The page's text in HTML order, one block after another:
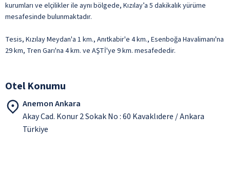
kurumları ve elçilikler ile aynı bölgede, Kızılay’a 5 dakikalık yürüme
mesafesinde bulunmaktadır.
Tesis, Kızılay Meydan'a 1 km., Anıtkabir'e 4 km., Esenboğa Havalimanı'na
29 km, Tren Garı'na 4 km. ve AŞTİ'ye 9 km. mesafededir.
Otel Konumu
Anemon Ankara
Akay Cad. Konur 2 Sokak No : 60 Kavaklıdere / Ankara
Türkiye